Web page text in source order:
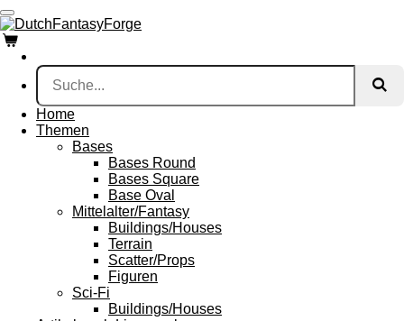
Zum
Hauptinhalt
springen
Home
Themen
Bases
Bases Round
Bases Square
Base Oval
Mittelalter/Fantasy
Buildings/Houses
Terrain
Scatter/Props
Figuren
Sci-Fi
Buildings/Houses